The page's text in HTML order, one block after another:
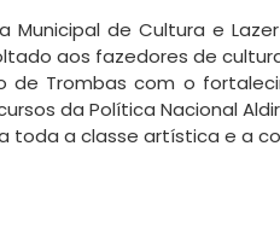
Municipal de Cultura e
aos fazedores de
de Trombas com o
da Política Nacional Aldir
toda a classe artística e